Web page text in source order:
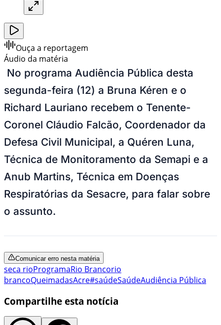
Ouça a reportagem
Áudio da matéria
No programa Audiência Pública desta
segunda-feira (12) a Bruna Kéren e o
Richard Lauriano recebem o Tenente-
Coronel Cláudio Falcão, Coordenador da
Defesa Civil Municipal, a Quéren Luna,
Técnica de Monitoramento da Semapi e a
Anub Martins, Técnica em Doenças
Respiratórias da Sesacre, para falar sobre
o assunto.
Comunicar erro nesta matéria
seca rioProgramaRio Brancorio
brancoQueimadasAcre#saúdeSaúdeAudiência Pública
Compartilhe esta notícia